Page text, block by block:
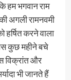
हम भगवान राम
अगली रामनवमी
हर्षित करने वाला
कुछ महीने बचे
विक्रांत और
भी जानते हैं